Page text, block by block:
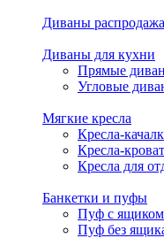
Диваны распродажа
Диваны для кухни
Прямые
Угловые
Мягкие кресла
Кресла-
Кресла-
Кресла для
Банкетки и пуфы
Пуф с ящиком
Пуф без